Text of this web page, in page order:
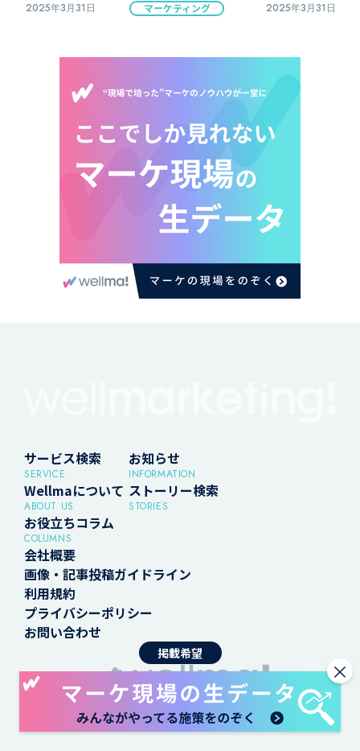
2025年3月31日 マーケティング 2025年3月31日
サービス検索
SERVICE
お知らせ
INFORMATION
Wellmaについて
ABOUT US
ストーリー検索
STORIES
お役立ちコラム
COLUMNS
会社概要
画像・記事投稿ガイドライン
利用規約
プライバシーポリシー
お問い合わせ
掲載希望
ウェルマ よいマーケティング見つけよう
©2024 wellma / eclore
×